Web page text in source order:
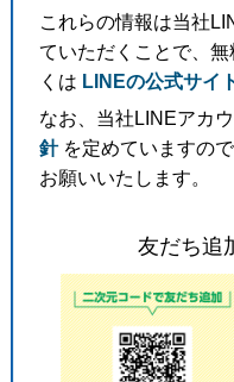
これらの情報は当社
ていただくことで、
くは LINEの公式サイ
なお、当社LINEアカ
針を定めていますの
お願いいたします。
友だち追